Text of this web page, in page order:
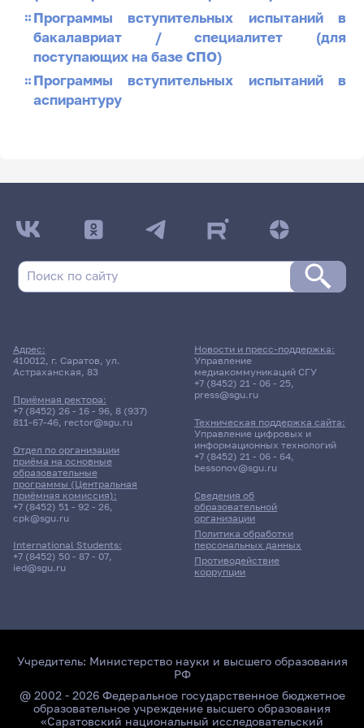
Программы вступительных испытаний в
бакалавриат / специалитет (для
поступающих на базе СПО)
Программы вступительных испытаний в
аспирантуру
Адрес:
410012, г. Саратов, ул.
Астраханская, 83
Приёмная ректора:
+7 (8452) 26 - 16 - 96, 8 (937)
811-67-46, rector@sgu.ru
Отдел по организации
приёма на основные
образовательные
программы (Центральная
приёмная комиссия):
+7 (8452) 51 - 92 - 26,
cpk@sgu.ru
International Students:
+7 (8452) 50 - 87 - 07,
ied@sgu.ru
Сведения об
образовательной
организации
Политика обработки
персональных данных
Противодействие
коррупции
Новости и пресс-поддержка:
Управление
медиакоммуникаций СГУ
+7 (8452) 21 - 06 - 25,
press@sgu.ru
Техническая поддержка сайта:
Управление цифровых и
информационных технологий
+7 (8452) 21 - 06 - 64,
bessonov@sgu.ru
Учредитель: Министерство науки и высшего образования
РФ
@ 2002 - 2026 Федеральное государственное бюджетное
образовательное учреждение высшего образования
«Саратовский национальный исследовательский